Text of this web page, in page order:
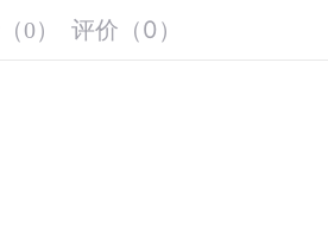
（0） 评价 （0 ）